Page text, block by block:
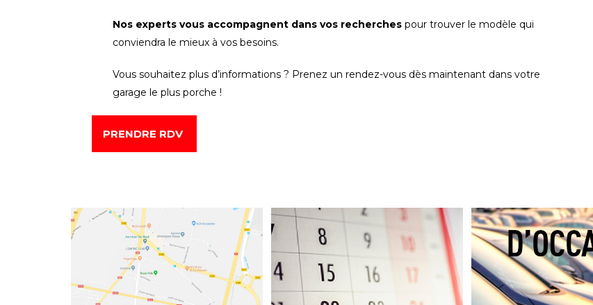
Nos experts vous accompagnent dans vos recherches pour trouver le modèle qui
conviendra le mieux à vos besoins.
Vous souhaitez plus d’informations ? Prenez un rendez-vous dès maintenant dans votre
garage le plus porche !
PRENDRE RDV